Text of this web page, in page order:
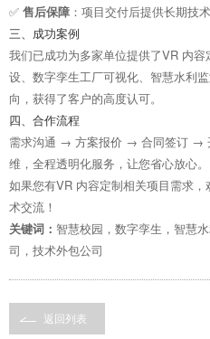
✅ 售后保障 ：项目交付后提供长期技
三、成功案例
我们已成功为多家单位提供了VR 内
设、数字孪生工厂可视化、智慧水利
向，获得了客户的高度认可。
四、合作流程
需求沟通 → 方案报价 → 合同签订 →
维，全程透明化服务，让您省心放心。
如果您有VR 内容定制相关项目需求
术交流！
关键词： 智慧校园，数字孪生，智慧
司，技术外包公司
返回列表